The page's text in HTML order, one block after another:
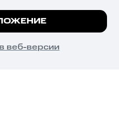
причиняет вред здоровью,
и влечёт установленную
на сайте все
веб-версии